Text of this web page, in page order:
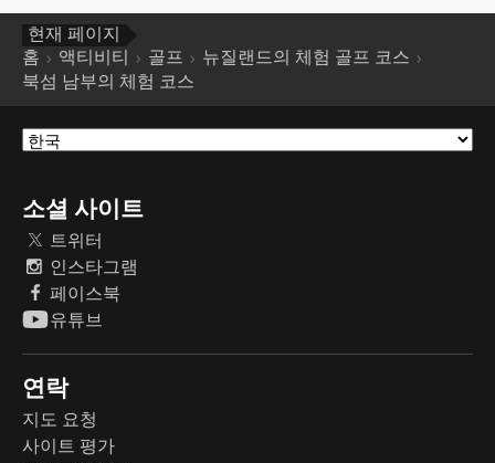
현재 페이지
홈
액티비티 골프
뉴질랜드의 체험 골프 코스
북섬 남부의 체험 코스
소셜 사이트
트위터
인스타그램
페이스북
유튜브
연락
지도 요청
사이트 평가